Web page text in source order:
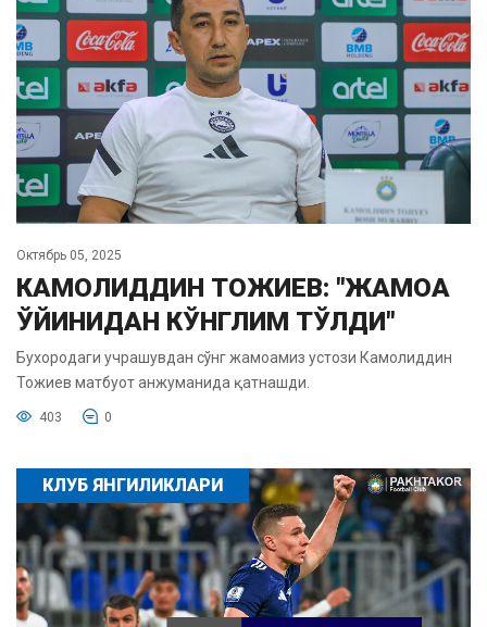
Октябрь 05, 2025
КАМОЛИДДИН ТОЖИЕВ: "ЖАМОА
ЎЙИНИДАН КЎНГЛИМ ТЎЛДИ"
Бухородаги учрашувдан сўнг жамоамиз устози Камолиддин
Тожиев матбуот анжуманида қатнашди.
403 0
КЛУБ ЯНГИЛИКЛАРИ